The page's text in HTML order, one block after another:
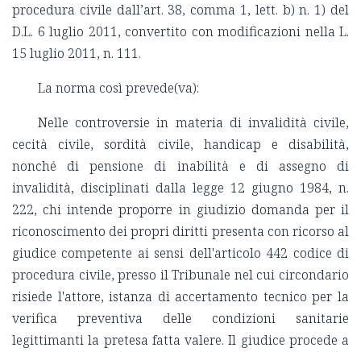
procedura civile dall’art. 38, comma 1, lett. b) n. 1) del
D.L. 6 luglio 2011, convertito con modificazioni nella L.
15 luglio 2011, n. 111.
La norma così prevede(va):
Nelle controversie in materia di invalidità civile,
cecità civile, sordità civile, handicap e disabilità,
nonché di pensione di inabilità e di assegno di
invalidità, disciplinati dalla legge 12 giugno 1984, n.
222, chi intende proporre in giudizio domanda per il
riconoscimento dei propri diritti presenta con ricorso al
giudice competente ai sensi dell'articolo 442 codice di
procedura civile, presso il Tribunale nel cui circondario
risiede l'attore, istanza di accertamento tecnico per la
verifica preventiva delle condizioni sanitarie
legittimanti la pretesa fatta valere. Il giudice procede a